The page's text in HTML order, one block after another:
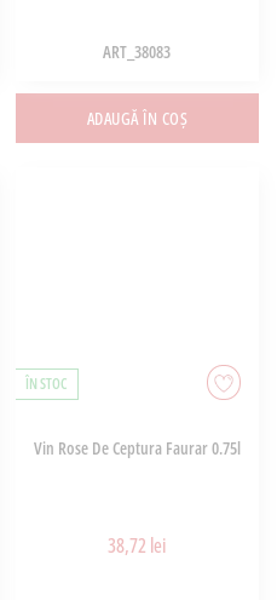
ART_38083
ADAUGĂ ÎN COȘ
ÎN STOC
Vin Rose De Ceptura Faurar 0.75l
38,72 lei